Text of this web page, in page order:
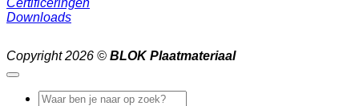
Certificeringen
Downloads
Copyright 2026 © BLOK Plaatmateriaal
Zoeken